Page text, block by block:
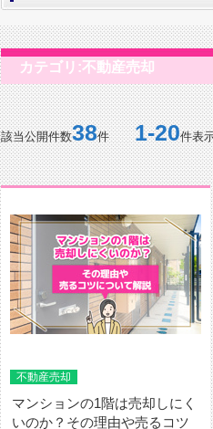
カテゴリ:不動産売却
該当公開件数38件1-20件表
不動産売却
マンションの1階は売却しにく
いのか？その理由や売るコツ